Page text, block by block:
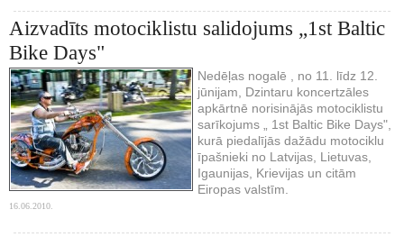
Aizvadīts motociklistu salidojums „1st Baltic
Bike Days"
Nedēļas nogalē , no 11. līdz 12.
jūnijam, Dzintaru koncertzāles
apkārtnē norisinājās motociklistu
sarīkojums „ 1st Baltic Bike Days",
kurā piedalījās dažādu motociklu
īpašnieki no Latvijas, Lietuvas,
Igaunijas, Krievijas un citām
Eiropas valstīm.
16.06.2010.